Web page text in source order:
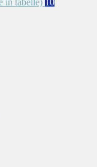
in tabelle) 10